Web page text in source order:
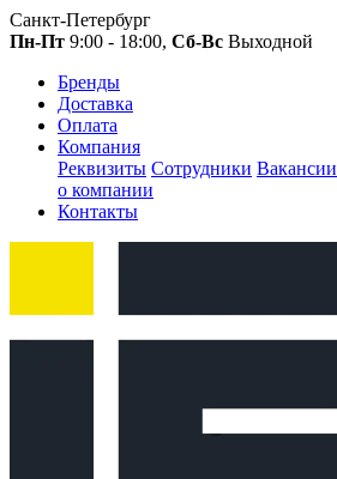
Санкт-Петербург
Пн-Пт 9:00 - 18:00, Сб-Вс Выходной
Бренды
Доставка
Оплата
Компания
Реквизиты Сотрудники Вакансии
о компании
Контакты